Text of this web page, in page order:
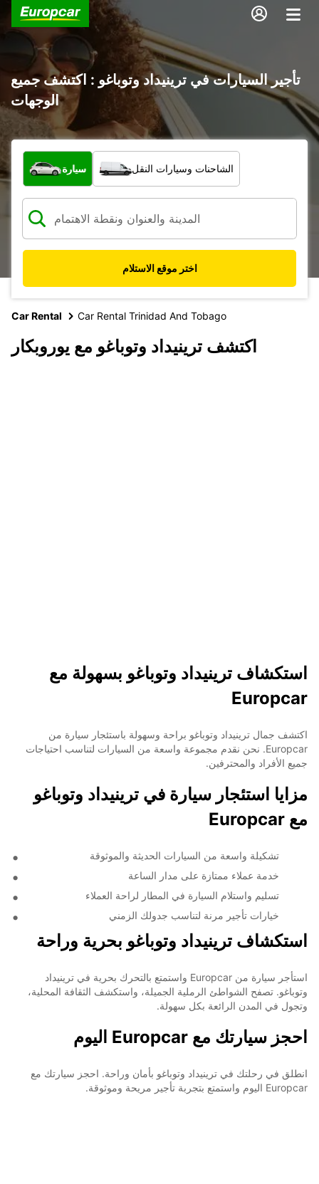
تأجير السيارات في ترينيداد وتوباغو : اكتشف جميع
الوجهات
ما نوع المركبة؟
سيارة الشاحنات وسيارات النقل
اختر موقع الاستلام
Car Rental Car Rental Trinidad And Tobago
اكتشف ترينيداد وتوباغو مع يوروبكار
استكشاف ترينيداد وتوباغو بسهولة مع
Europcar
اكتشف جمال ترينيداد وتوباغو براحة وسهولة باستئجار سيارة من
Europcar. نحن نقدم مجموعة واسعة من السيارات لتناسب احتياجات
جميع الأفراد والمحترفين.
مزايا استئجار سيارة في ترينيداد وتوباغو
مع Europcar
تشكيلة واسعة من السيارات الحديثة والموثوقة
خدمة عملاء ممتازة على مدار الساعة
تسليم واستلام السيارة في المطار لراحة العملاء
خيارات تأجير مرنة لتناسب جدولك الزمني
استكشاف ترينيداد وتوباغو بحرية وراحة
استأجر سيارة من Europcar واستمتع بالتحرك بحرية في ترينيداد
وتوباغو. تصفح الشواطئ الرملية الجميلة، واستكشف الثقافة المحلية،
وتجول في المدن الرائعة بكل سهولة.
احجز سيارتك مع Europcar اليوم
انطلق في رحلتك في ترينيداد وتوباغو بأمان وراحة. احجز سيارتك مع
Europcar اليوم واستمتع بتجربة تأجير مريحة وموثوقة.